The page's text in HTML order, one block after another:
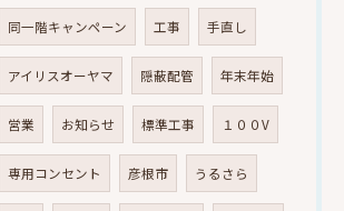
同一階キャンペーン 工事 手直し
アイリスオーヤマ 隠蔽配管 年末年始
営業 お知らせ 標準工事 １００V
専用コンセント 彦根市 うるさら